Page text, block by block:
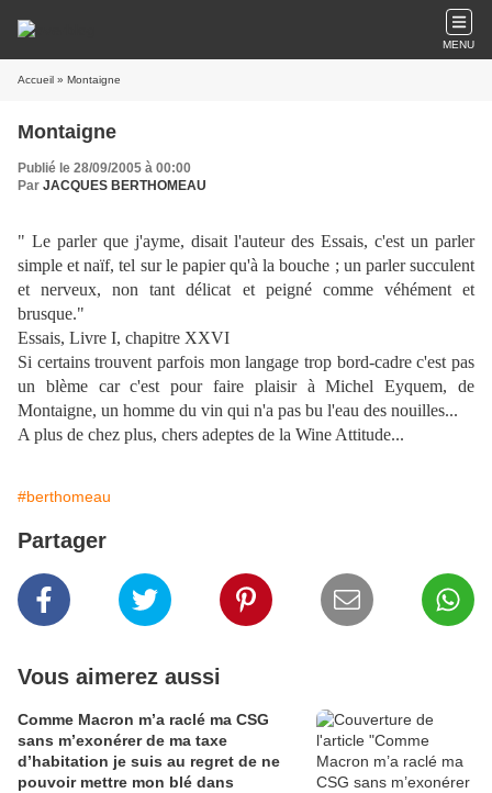
MENU
Accueil » Montaigne
Montaigne
Publié le 28/09/2005 à 00:00
Par JACQUES BERTHOMEAU
" Le parler que j'ayme, disait l'auteur des Essais, c'est un parler
simple et naïf, tel sur le papier qu'à la bouche ; un parler succulent
et nerveux, non tant délicat et peigné comme véhément et
brusque."
Essais, Livre I, chapitre XXVI
Si certains trouvent parfois mon langage trop bord-cadre c'est pas
un blème car c'est pour faire plaisir à Michel Eyquem, de
Montaigne, un homme du vin qui n'a pas bu l'eau des nouilles...
A plus de chez plus, chers adeptes de la Wine Attitude...
#berthomeau
Partager
Vous aimerez aussi
Comme Macron m’a raclé ma CSG
sans m’exonérer de ma taxe
d’habitation je suis au regret de ne
pouvoir mettre mon blé dans